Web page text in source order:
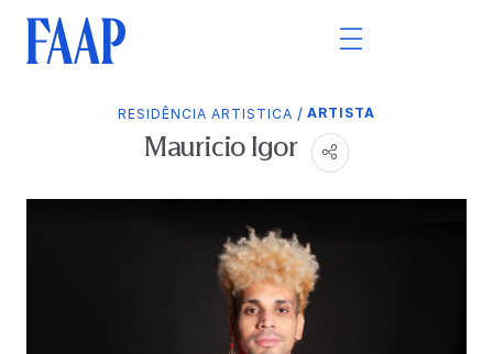
RESIDÊNCIA ARTISTICA / ARTISTA
Mauricio Igor